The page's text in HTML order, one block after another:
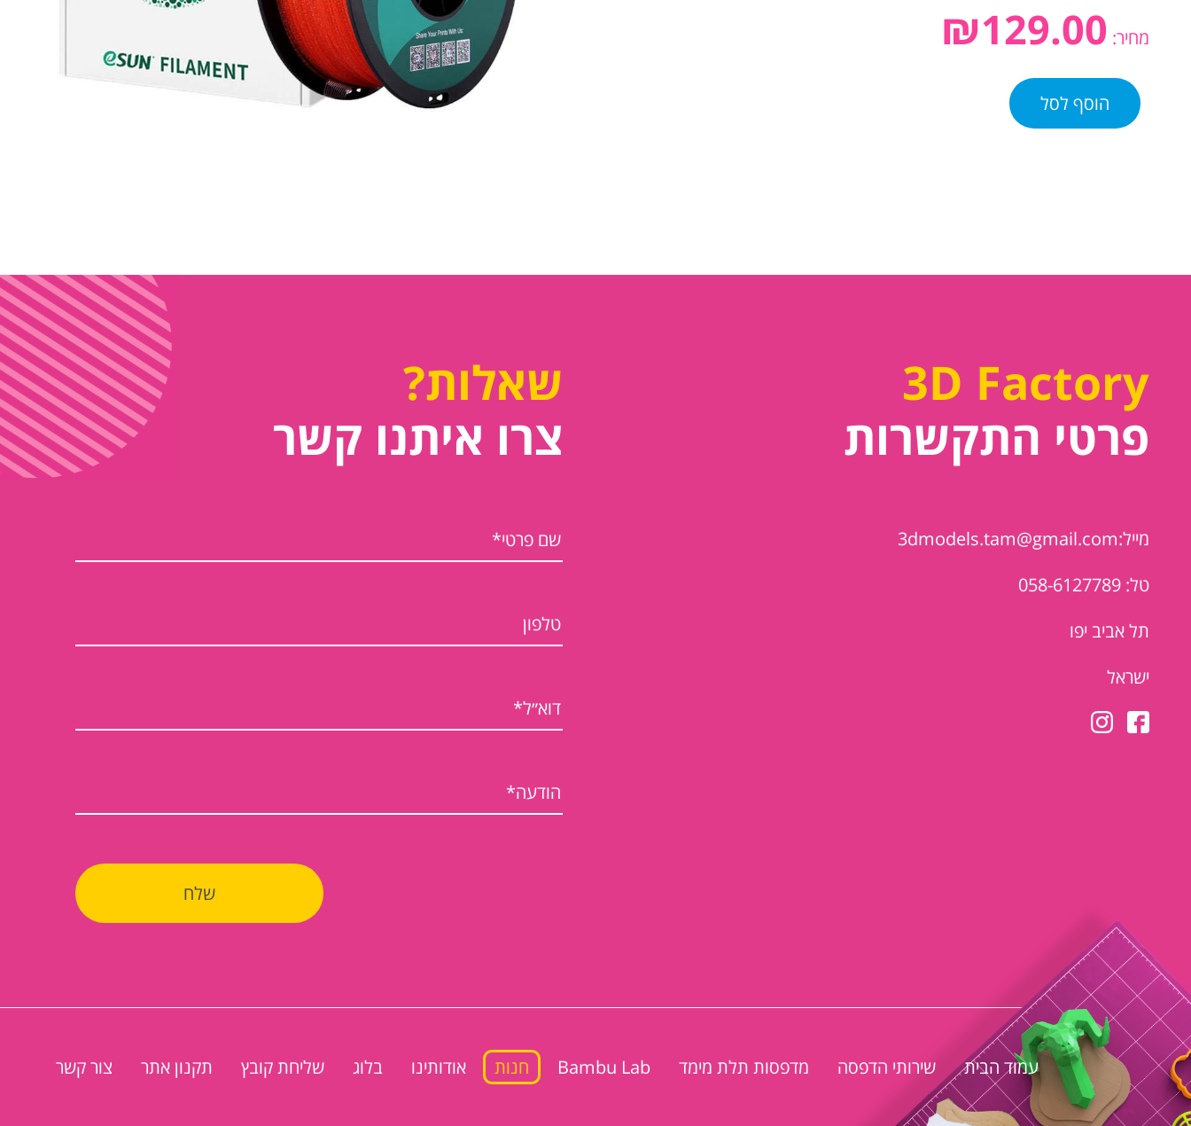
מחיר: ₪129.00
הוסף לסל
3D Factory
פרטי התקשרות
מייל:3dmodels.tam@gmail.com
טל: 058-6127789
תל אביב יפו
ישראל
שאלות?
צרו איתנו קשר
עמוד הבית שירותי הדפסה מדפסות תלת מימד Bambu Lab חנות אודותינו בלוג שליחת קובץ תקנון אתר צור קשר